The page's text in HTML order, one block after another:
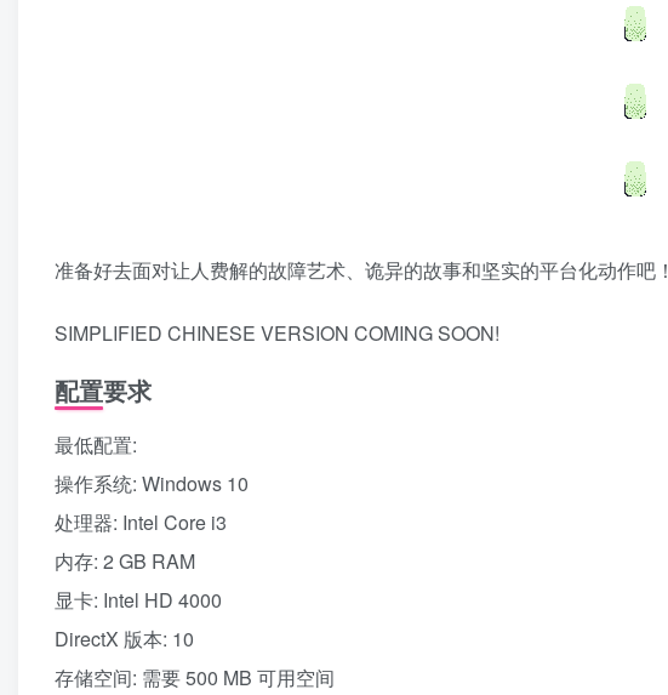
准备好去面对让人费解的故障艺术、诡异的故事和坚实的平台化动作吧！
SIMPLIFIED CHINESE VERSION COMING SOON!
配置要求
最低配置:
操作系统: Windows 10
处理器: Intel Core i3
内存: 2 GB RAM
显卡: Intel HD 4000
DirectX 版本: 10
存储空间: 需要 500 MB 可用空间